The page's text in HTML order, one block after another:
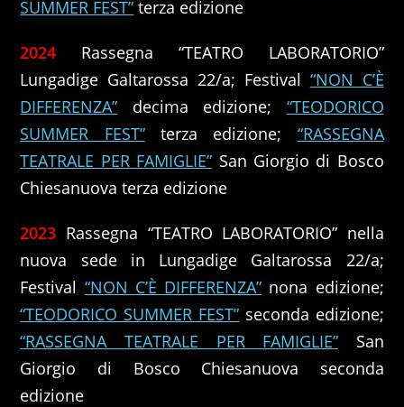
SUMMER FEST” terza edizione
2024 Rassegna “TEATRO LABORATORIO”
Lungadige Galtarossa 22/a; Festival “NON C’È
DIFFERENZA” decima edizione; “TEODORICO
SUMMER FEST”terza edizione; “RASSEGNA
TEATRALE PER FAMIGLIE” San Giorgio di Bosco
Chiesanuova terza edizione
2023 Rassegna “TEATRO LABORATORIO” nella
nuova sede in Lungadige Galtarossa 22/a;
Festival “NON C’È DIFFERENZA” nona edizione;
“TEODORICO SUMMER FEST” seconda edizione;
“RASSEGNA TEATRALE PER FAMIGLIE” San
Giorgio di Bosco Chiesanuova seconda
edizione